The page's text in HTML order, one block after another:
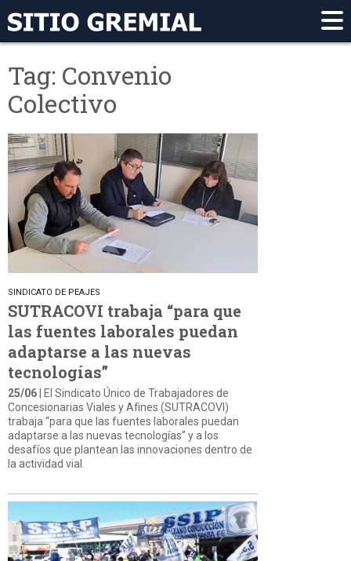
Tag: Convenio
Colectivo
SINDICATO DE PEAJES
SUTRACOVI trabaja “para que
las fuentes laborales puedan
adaptarse a las nuevas
tecnologías”
25/06 | El Sindicato Único de Trabajadores de
Concesionarias Viales y Afines (SUTRACOVI)
trabaja “para que las fuentes laborales puedan
adaptarse a las nuevas tecnologías” y a los
desafíos que plantean las innovaciones dentro de
la actividad vial.